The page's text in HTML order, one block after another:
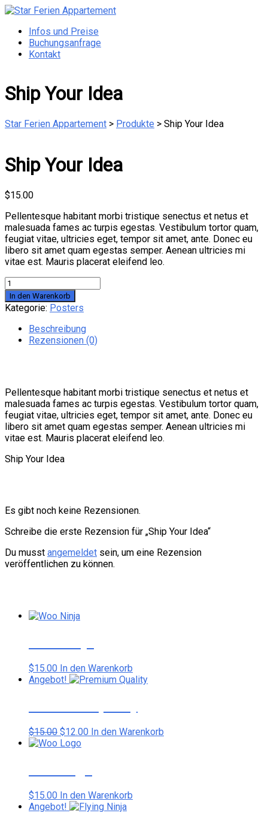
Zum
springen
Star
Ferien
Appartement
Otterndorf
Menü
Infos und Preise
Buchungsanfrage
Kontakt
Ship Your Idea
Star Ferien Appartement > Produkte > Ship Your Idea
Ship Your Idea
$15.00
Pellentesque habitant morbi tristique senectus et netus et
malesuada fames ac turpis egestas. Vestibulum tortor quam,
feugiat vitae, ultricies eget, tempor sit amet, ante. Donec eu
libero sit amet quam egestas semper. Aenean ultricies mi
vitae est. Mauris placerat eleifend leo.
Ship
Your
Idea
Menge
In den Warenkorb
Kategorie: Posters
Beschreibung
Rezensionen (0)
Pellentesque habitant morbi tristique senectus et netus et
malesuada fames ac turpis egestas. Vestibulum tortor quam,
feugiat vitae, ultricies eget, tempor sit amet, ante. Donec eu
libero sit amet quam egestas semper. Aenean ultricies mi
vitae est. Mauris placerat eleifend leo.
Ship Your Idea
Es gibt noch keine Rezensionen.
Schreibe die erste Rezension für „Ship Your Idea“
Du musst angemeldet sein, um eine Rezension
veröffentlichen zu können.
$15.00 In den Warenkorb
Angebot!
$15.00 Ursprünglicher
Preis
$12.00Aktueller
In den Warenkorb
$15.00 In den Warenkorb
Angebot!